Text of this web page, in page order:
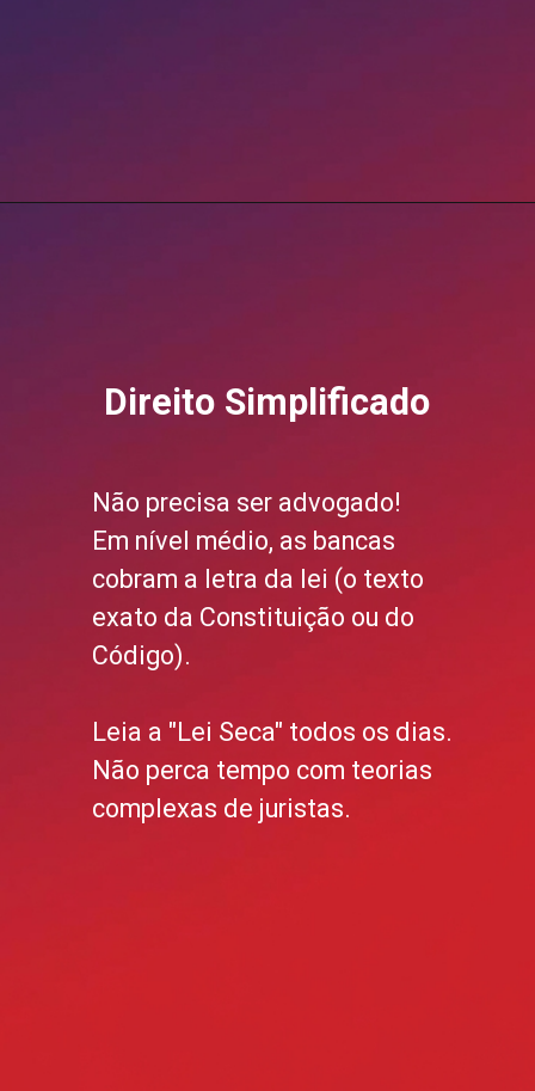
Direito Simplificado
Não precisa ser advogado!
Em nível médio, as bancas
cobram a letra da lei (o texto
exato da Constituição ou do
Código).
Leia a "Lei Seca" todos os dias.
Não perca tempo com teorias
complexas de juristas.